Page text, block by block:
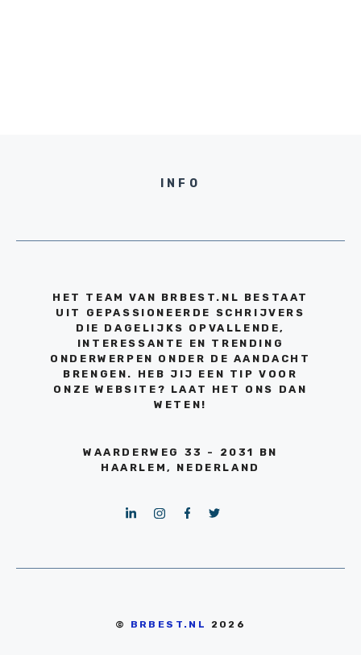
INFO
HET TEAM VAN BRBEST.NL BESTAAT
UIT GEPASSIONEERDE SCHRIJVERS
DIE DAGELIJKS OPVALLENDE,
INTERESSANTE EN TRENDING
ONDERWERPEN ONDER DE AANDACHT
BRENGEN. HEB JIJ EEN TIP VOOR
ONZE WEBSITE? LAAT HET ONS DAN
WETEN!
WAARDERWEG 33 - 2031 BN
HAARLEM, NEDERLAND
© BRBEST.NL 2026